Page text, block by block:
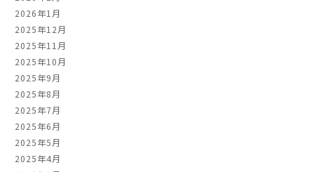
2026年1月
2025年12月
2025年11月
2025年10月
2025年9月
2025年8月
2025年7月
2025年6月
2025年5月
2025年4月